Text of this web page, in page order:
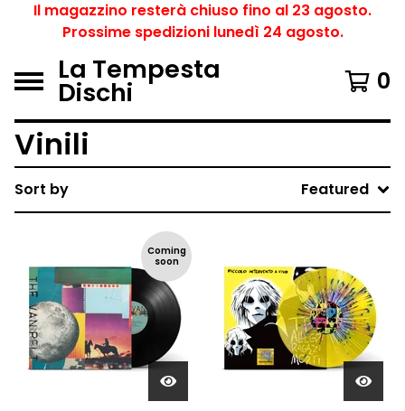
Il magazzino resterà chiuso fino al 23 agosto.
Prossime spedizioni lunedì 24 agosto.
La Tempesta
Dischi 0
Vinili
Sort by Featured
Coming
soon